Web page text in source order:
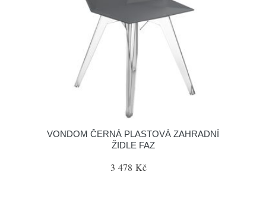
VONDOM ČERNÁ PLASTOVÁ ZAHRADNÍ
ŽIDLE FAZ
3 478 Kč